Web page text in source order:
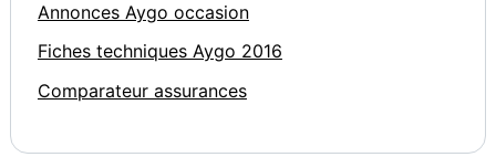
Annonces Aygo occasion
Fiches techniques Aygo 2016
Comparateur assurances